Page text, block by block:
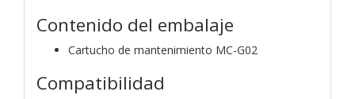
Contenido del embalaje
Cartucho de mantenimiento MC-G02
Compatibilidad